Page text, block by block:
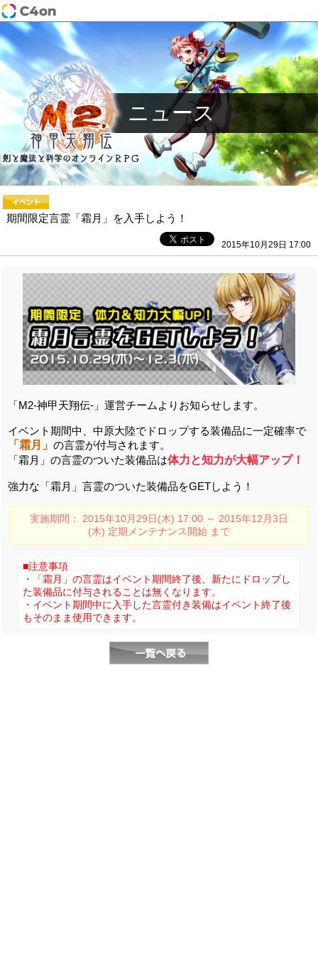
ニュース
期間限定言霊「霜月」を入手しよう！
2015年10月29日 17:00
「M2-神甲天翔伝-」運営チームよりお知らせします。
イベント期間中、中原大陸でドロップする装備品に一定確率で
「霜月」の言霊が付与されます。
「霜月」の言霊のついた装備品は体力と知力が大幅アップ！
強力な「霜月」言霊のついた装備品をGETしよう！
実施期間： 2015年10月29日(木) 17:00 ～ 2015年12月3日
(木) 定期メンテナンス開始 まで
■注意事項
・「霜月」の言霊はイベント期間終了後、新たにドロップし
た装備品に付与されることは無くなります。
・イベント期間中に入手した言霊付き装備はイベント終了後
もそのまま使用できます。